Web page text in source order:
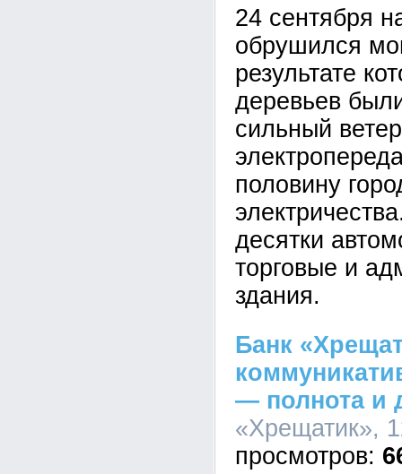
24 сентября
обрушился
результате
деревьев
сильный
половину
десятки
торговые и
здания.
Банк
— полнота и
«Хрещатик»,